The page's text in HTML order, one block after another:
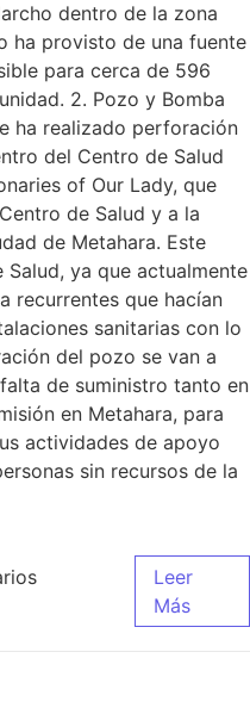
dentro de la zona
ha provisto de una fuente
para cerca de 596
2. Pozo y Bomba
ha realizado perforación
del Centro de Salud
of Our Lady, que
de Salud y a la
de Metahara. Este
ya que actualmente
recurrentes que hacían
sanitarias con lo
del pozo se van a
de suministro tanto en
en Metahara, para
actividades de apoyo
sin recursos de la
Leer
Más